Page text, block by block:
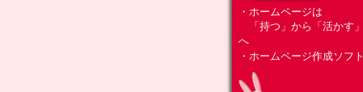
・ホームページは
「持つ」から「活かす」
へ
・ホームページ作成ソフト